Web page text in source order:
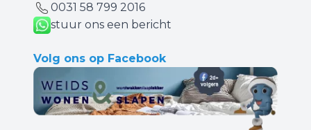
0031 ‪58 799 2016‬
stuur ons een bericht
Volg ons op Facebook